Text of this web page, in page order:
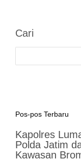
Cari
Pos-pos Terbaru
Kapolres
Polda Jatim
Kawasan